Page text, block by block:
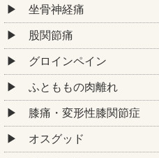
坐骨神経痛
股関節痛
グロインペイン
ふとももの肉離れ
膝痛・変形性膝関節症
オスグッド